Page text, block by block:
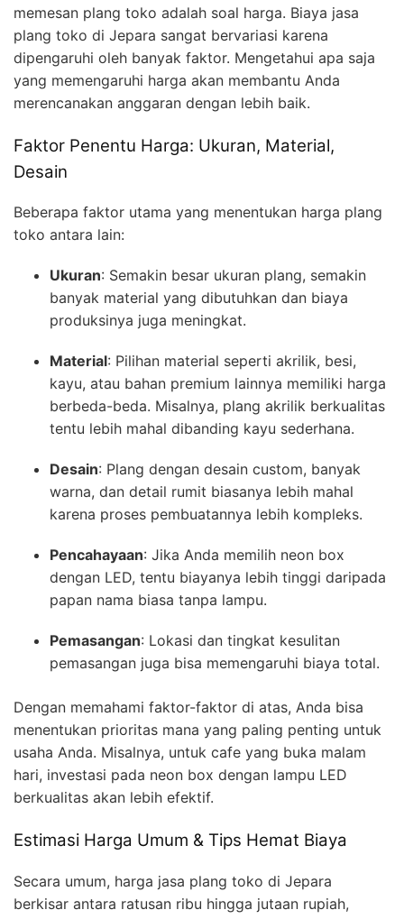
memesan plang toko adalah soal harga. Biaya jasa
plang toko di Jepara sangat bervariasi karena
dipengaruhi oleh banyak faktor. Mengetahui apa saja
yang memengaruhi harga akan membantu Anda
merencanakan anggaran dengan lebih baik.
Faktor Penentu Harga: Ukuran, Material,
Desain
Beberapa faktor utama yang menentukan harga plang
toko antara lain:
Ukuran: Semakin besar ukuran plang, semakin
banyak material yang dibutuhkan dan biaya
produksinya juga meningkat.
Material: Pilihan material seperti akrilik, besi,
kayu, atau bahan premium lainnya memiliki harga
berbeda-beda. Misalnya, plang akrilik berkualitas
tentu lebih mahal dibanding kayu sederhana.
Desain: Plang dengan desain custom, banyak
warna, dan detail rumit biasanya lebih mahal
karena proses pembuatannya lebih kompleks.
Pencahayaan: Jika Anda memilih neon box
dengan LED, tentu biayanya lebih tinggi daripada
papan nama biasa tanpa lampu.
Pemasangan: Lokasi dan tingkat kesulitan
pemasangan juga bisa memengaruhi biaya total.
Dengan memahami faktor-faktor di atas, Anda bisa
menentukan prioritas mana yang paling penting untuk
usaha Anda. Misalnya, untuk cafe yang buka malam
hari, investasi pada neon box dengan lampu LED
berkualitas akan lebih efektif.
Estimasi Harga Umum & Tips Hemat Biaya
Secara umum, harga jasa plang toko di Jepara
berkisar antara ratusan ribu hingga jutaan rupiah,